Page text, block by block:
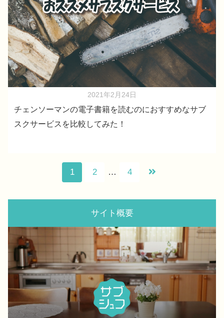
2021年2月24日
チェンソーマンの電子書籍を読むのにおすすめなサブ
スクサービスを比較してみた！
1 2 … 4
サイト概要